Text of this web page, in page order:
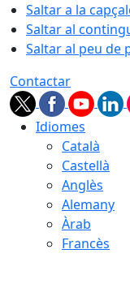
Saltar a la
Saltar al
Saltar al peu de
Contactar
Idiomes
Català
Castellà
Anglès
Alemany
Àrab
Francès